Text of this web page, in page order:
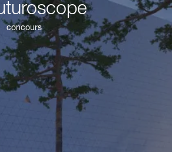
concours Partager
concours
Date de concours
2019
Architecte
Patriarche
Budget
45 000 000 € HT
culturelle et sportive